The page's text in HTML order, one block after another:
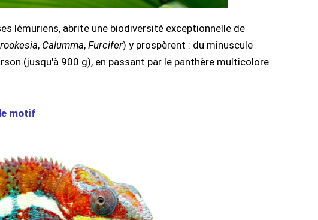
lémuriens, abrite une biodiversité exceptionnelle de
, Calumma, Furcifer) y prospèrent : du minuscule
(jusqu'à 900 g), en passant par le panthère multicolore
motif